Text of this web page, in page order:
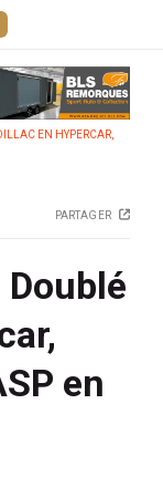
EN HYPERCAR,
PARTAGER
Doublé
en